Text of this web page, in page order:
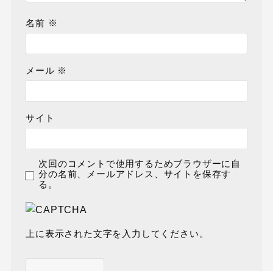
名前 ※
メール ※
サイト
次回のコメントで使用するためブラウザーに自
分の名前、メールアドレス、サイトを保存す
る。
上に表示された文字を入力してください。